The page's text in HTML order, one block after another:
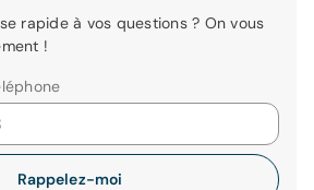
rapide à vos questions ? On vous
!
Rappelez-moi